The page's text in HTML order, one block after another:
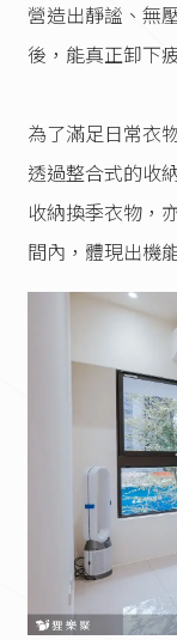
營造出靜謐、無
後，能真正卸下
為了滿足日常衣
透過整合式的收
收納換季衣物，
間內，體現出機